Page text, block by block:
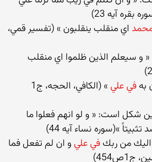
بقره ‌آيه‌ 23)
اي‌ منقلب‌ ينقلبون ‌» (تفسير قمي‌،
و سيعلم‌ الذين‌ ظلموا اي‌ منقلب‌
في‌ علي
‌» (الكافي‌، الحجه‌، ج‌1
شكل‌ است‌: « و لو انهم‌ فعلوا ما
»(سوره‌ نساء آيه‌ 44)
في‌ علي‌و ان‌ لم‌ تفعل‌ فما